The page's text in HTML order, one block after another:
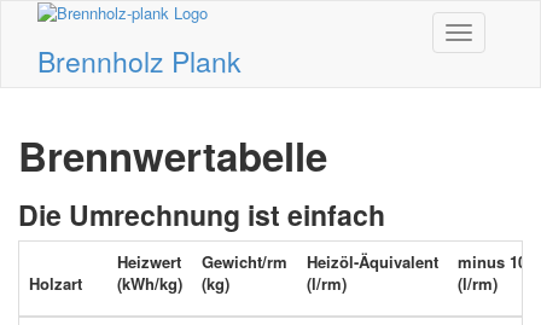
Brennholz Plank
Toggle
navigation
Brennwertabelle
Die Umrechnung ist einfach
Holzart
Heizwert
(kWh/kg)
Gewicht/rm
(kg)
Heizöl-Äquivalent
(l/rm)
minus
(l/rm)